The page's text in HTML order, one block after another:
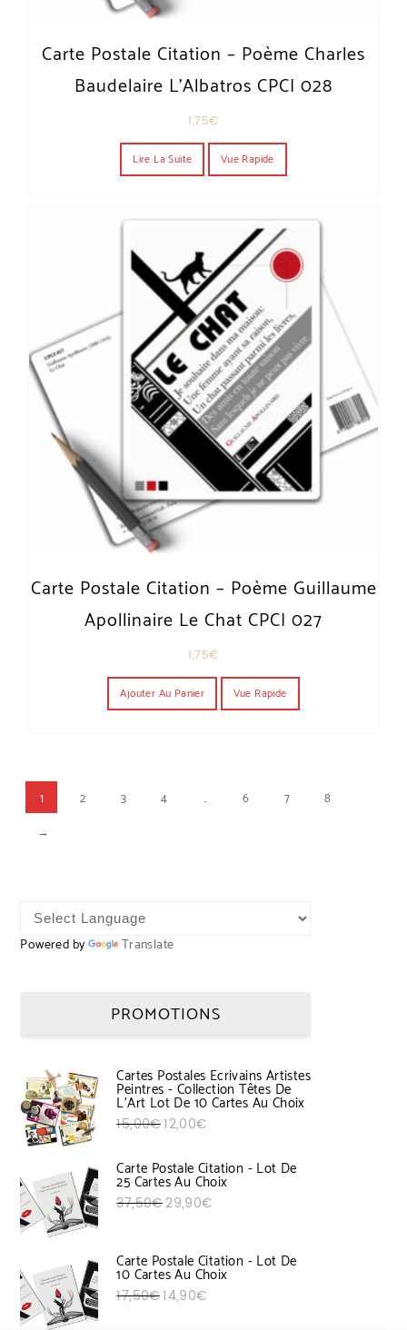
Carte Postale Citation – Poème Charles
Baudelaire L’Albatros CPCI 028
1,75€
Lire La Suite Vue Rapide
Carte Postale Citation – Poème Guillaume
Apollinaire Le Chat CPCI 027
1,75€
Ajouter Au Panier Vue Rapide
1 2 3 4 … 6 7
8
→
Powered by Translate
PROMOTIONS
Cartes Postales Ecrivains Artistes
Peintres - Collection Têtes De
L'Art Lot De 10 Cartes Au Choix
15,00€Le prix initial était : 15,00€.
12,00€Le prix actuel est : 12,00€.
Carte Postale Citation - Lot De
25 Cartes Au Choix
37,50€Le prix initial était : 37,50€.
29,90€Le prix actuel est : 29,90€.
Carte Postale Citation - Lot De
10 Cartes Au Choix
17,50€Le prix initial était : 17,50€.
14,90€Le prix actuel est : 14,90€.